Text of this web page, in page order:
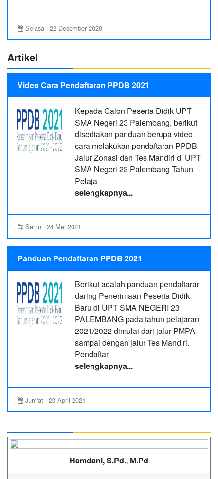
Selasa | 22 Desember 2020
Artikel
Video Cara Pendaftaran PPDB 2021
Kepada Calon Peserta Didik UPT
SMA Negeri 23 Palembang, berikut
disediakan panduan berupa video
cara melakukan pendaftaran PPDB
Jalur Zonasi dan Tes Mandiri di UPT
SMA Negeri 23 Palembang Tahun
Pelaja
selengkapnya...
Senin | 24 Mei 2021
Panduan Pendaftaran PPDB 2021
Berikut adalah panduan pendaftaran
daring Penerimaan Peserta Didik
Baru di UPT SMA NEGERI 23
PALEMBANG pada tahun pelajaran
2021/2022 dimulai dari jalur PMPA
sampai dengan jalur Tes Mandiri.
Pendaftar
selengkapnya...
Jum'at | 23 April 2021
Hamdani, S.Pd., M.Pd